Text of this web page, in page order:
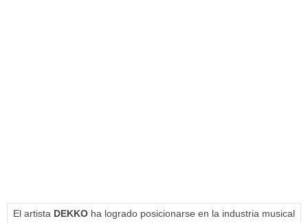
El artista DEKKO ha logrado posicionarse en la industria musical